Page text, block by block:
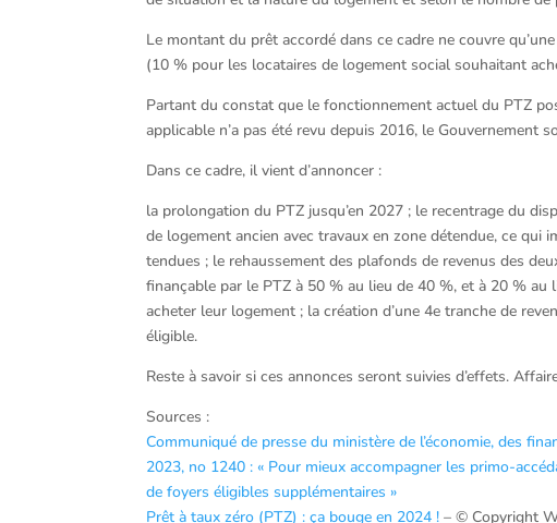
Le montant du prêt accordé dans ce cadre ne couvre
(10 % pour les locataires de logement social souhaitant
Partant du constat que le fonctionnement actuel du PTZ
applicable n’a pas été revu depuis 2016, le Gouvernement
Dans ce cadre, il vient d’annoncer :
la prolongation du PTZ jusqu’en 2027 ; le recentrage du
de logement ancien avec travaux en zone détendue, ce
tendues ; le rehaussement des plafonds de revenus des
finançable par le PTZ à 50 % au lieu de 40 %, et à 20 %
acheter leur logement ; la création d’une 4e tranche de
éligible.
Reste à savoir si ces annonces seront suivies d’effets.
Sources :
Communiqué de presse du ministère de l’économie, des
2023, no 1240 : « Pour mieux accompagner les primo-
de foyers éligibles supplémentaires »
Prêt à taux zéro (PTZ) : ça bouge en 2024 ! – © Copyright